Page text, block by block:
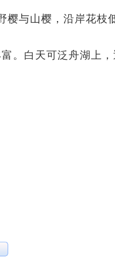
与山樱，沿岸花
白天可泛舟湖上